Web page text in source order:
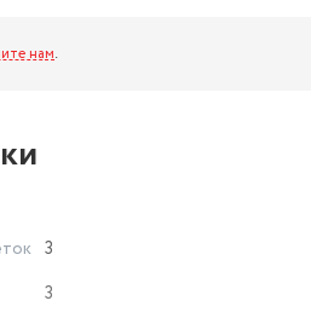
нам.
3
3